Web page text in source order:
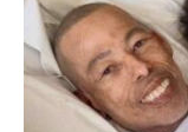
promovendo
comunhão e
população.
Serviço: